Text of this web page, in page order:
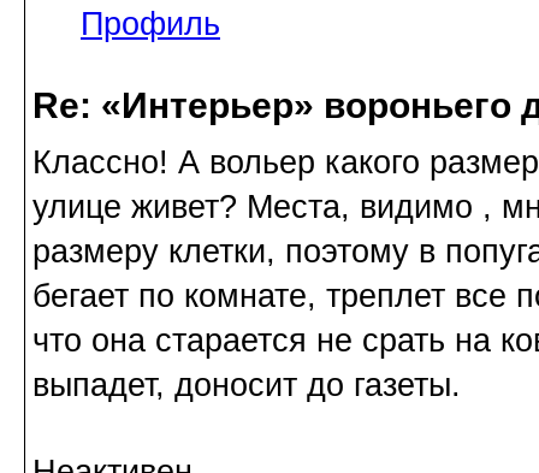
Профиль
Re: «Интерьер» вороньего
Классно! А вольер какого
улице живет? Места, видимо ,
размеру клетки, поэтому в
бегает по комнате, треплет все
что она старается не срать на
выпадет, доносит до газеты.